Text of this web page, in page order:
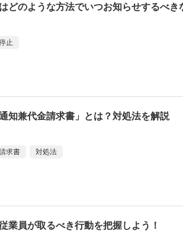
どのような方法でいつお知らせするべき
止
知兼代金請求書」とは？対処法を解説
求書 対処法
員が取るべき行動を把握しよう！